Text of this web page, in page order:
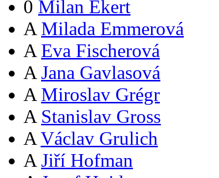
0 Milan Ekert
A Milada Emmerová
A Eva Fischerová
A Jana Gavlasová
A Miroslav Grégr
A Stanislav Gross
A Václav Grulich
A Jiří Hofman